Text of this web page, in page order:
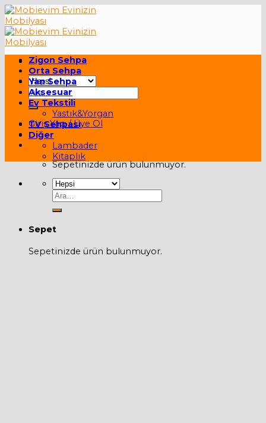
Skip
to
content
Ara:
Giriş Yap / Üye Ol
Sepet /0,00₺
Sepetinizde ürün bulunmuyor.
Ara:
Sepet
Sepetinizde ürün bulunmuyor.
Zigon Sehpa
Orta Sehpa
Yan Sehpa
Aksesuar
Ev Tekstili
Yastık&Yorgan
TV Sehpası
Diğer
Lambader
Kitaplık